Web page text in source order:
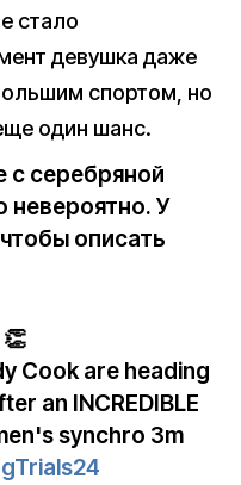
стало
девушка даже
спортом, но
один шанс.
с серебряной
У
описать
Cook are heading
an INCREDIBLE
synchro 3m